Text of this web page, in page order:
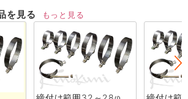
を見る もっと見る